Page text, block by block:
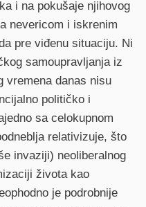
i na pokušaje njihovog
nevericom i iskrenim
pre viđenu situaciju. Ni
samoupravljanja iz
vremena danas nisu
političko i
sa celokupnom
relativizuje, što
invaziji) neoliberalnog
života kao
je podrobnije